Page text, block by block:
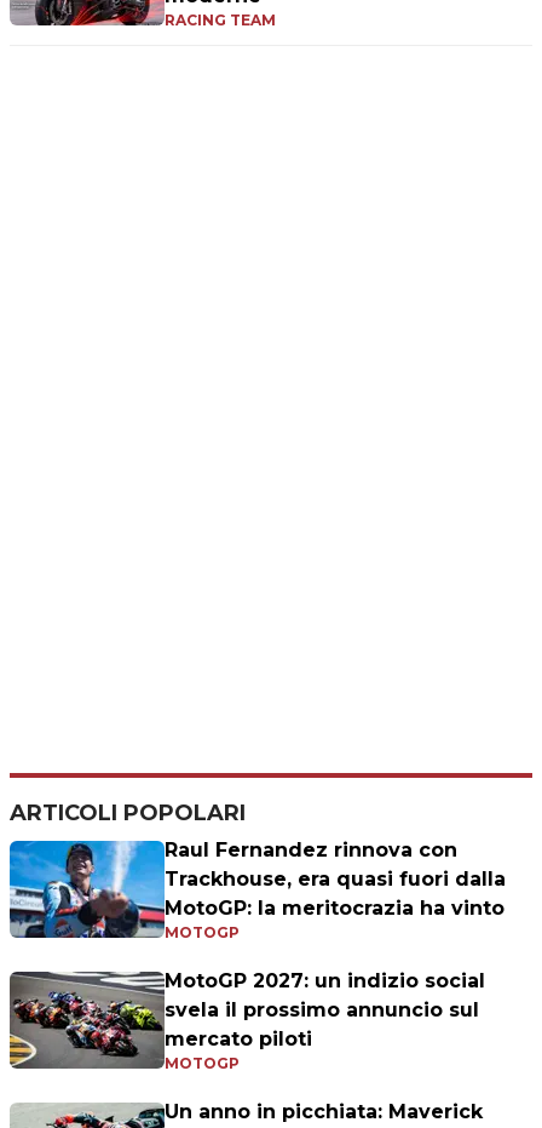
RACING TEAM
ARTICOLI POPOLARI
Raul Fernandez rinnova con
Trackhouse, era quasi fuori dalla
MotoGP: la meritocrazia ha vinto
MOTOGP
MotoGP 2027: un indizio social
svela il prossimo annuncio sul
mercato piloti
MOTOGP
Un anno in picchiata: Maverick